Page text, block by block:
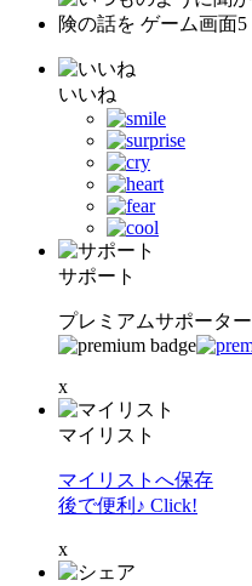
いいね
サポート
プレミアムサポーター
x
マイリスト
マイリストへ保存
後で便利♪ Click!
x